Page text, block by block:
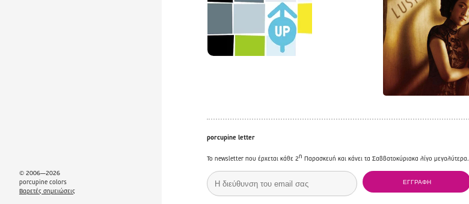
© 2006—2026
porcupine colors
Βαρετές σημειώσεις
porcupine letter
Το newsletter που έρχεται κάθε 2η Παρασκευή και κάνει τα Σαββατοκύριακα λίγο μεγαλύτερα.